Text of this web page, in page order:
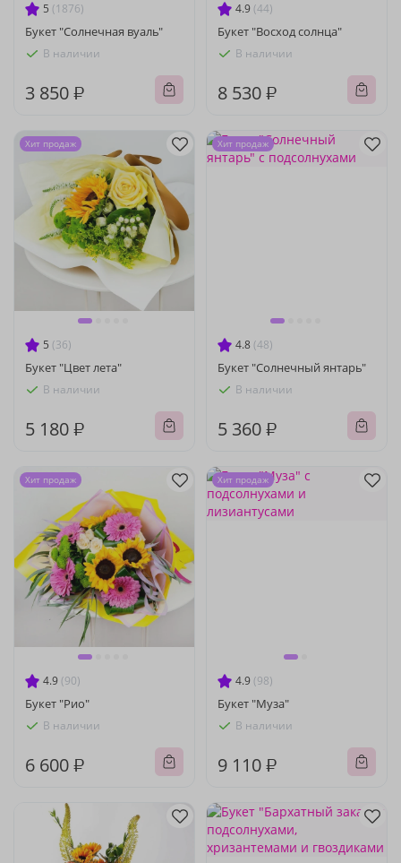
5 (1876)
Букет "Солнечная вуаль"
В наличии
3 850 ₽
4.9 (44)
Букет "Восход солнца"
В наличии
8 530 ₽
5 (36)
Букет "Цвет лета"
В наличии
5 180 ₽
Хит продаж
4.8 (48)
Букет "Солнечный янтарь"
В наличии
5 360 ₽
Хит продаж
4.9 (90)
Букет "Рио"
В наличии
6 600 ₽
Хит продаж
4.9 (98)
Букет "Муза"
В наличии
9 110 ₽
Хит продаж